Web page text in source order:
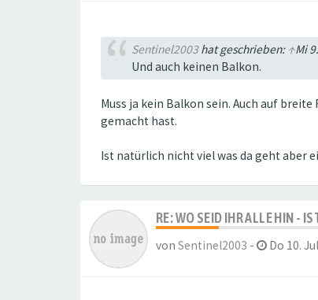
Sentinel2003hat geschrieben: ↑Mi
Und auch keinen Balkon.
Muss ja kein Balkon sein. Auch auf
gemacht hast.
Ist natürlich nicht viel was da geht aber
RE: WO SEID IHR ALLE HIN -
von Sentinel2003 - Do 10.